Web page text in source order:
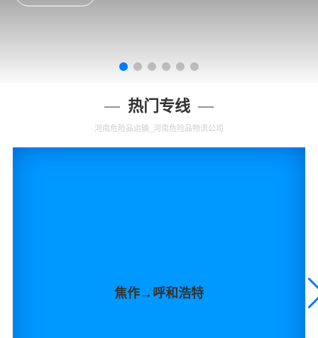
热门专线
河南危险品运输_河南危险品物流公司
焦作→呼和浩特